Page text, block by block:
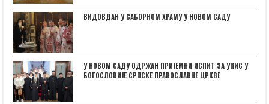
ВИДОВДАН У САБОРНОМ ХРАМУ У НОВОМ САДУ
У НОВОМ САДУ ОДРЖАН ПРИЈЕМНИ ИСПИТ ЗА УПИС У
БОГОСЛОВИЈЕ СРПСКЕ ПРАВОСЛАВНЕ ЦРКВЕ